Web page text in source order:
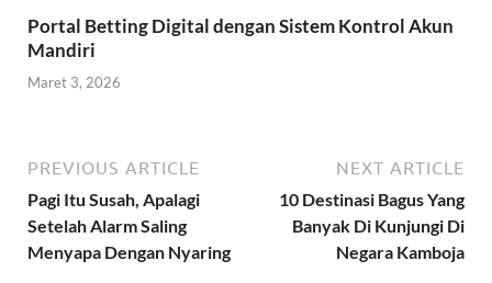
Portal Betting Digital dengan Sistem Kontrol Akun
Mandiri
Maret 3, 2026
PREVIOUS ARTICLE
Pagi Itu Susah, Apalagi
Setelah Alarm Saling
Menyapa Dengan Nyaring
NEXT ARTICLE
10 Destinasi Bagus Yang
Banyak Di Kunjungi Di
Negara Kamboja